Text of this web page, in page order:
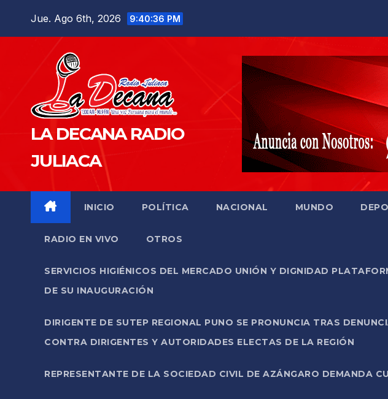
Jue. Ago 6th, 2026 9:40:37 PM
LA DECANA RADIO
JULIACA
INICIO POLÍTICA NACIONAL MUNDO
RADIO EN VIVO OTROS
SERVICIOS HIGIÉNICOS DEL MERCADO UNIÓN Y DIGNIDAD
DE SU INAUGURACIÓN
DIRIGENTE DE SUTEP REGIONAL PUNO SE PRONUNCIA TRAS
CONTRA DIRIGENTES Y AUTORIDADES ELECTAS DE LA REGIÓN
REPRESENTANTE DE LA SOCIEDAD CIVIL DE AZÁNGARO DEMANDA